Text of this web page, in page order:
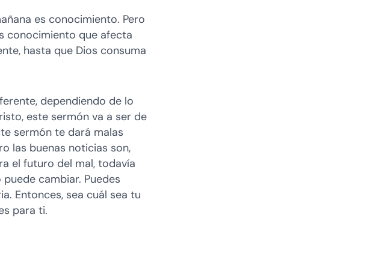
es conocimiento. Pero
conocimiento que afecta
hasta que Dios consuma
dependiendo de lo
este sermón va a ser de
sermón te dará malas
las buenas noticias son,
el futuro del mal, todavía
cambiar. Puedes
Entonces, sea cuál sea tu
para ti.